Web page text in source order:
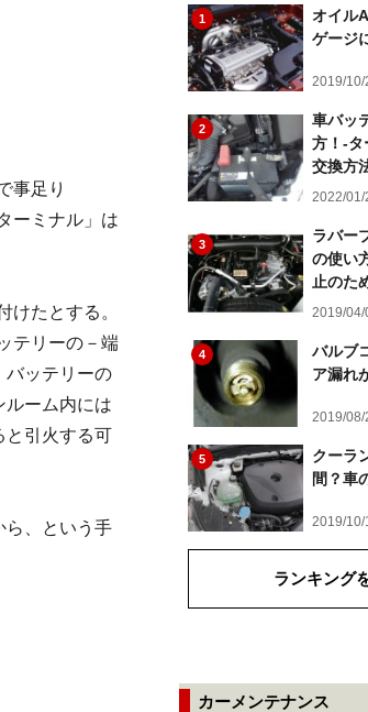
事足り
ーミナル」は
けたとする。
テリーの－端
バッテリーの
ルーム内には
と引火する可
ら、という手
1
オイル
ゲージ
2019/10/
2
車バッ
方！-タ
交換方
2022/01/
3
ラバー
の使い
止のた
2019/04/
4
バルブ
ア漏れ
2019/08/
5
クーラ
間？車
2019/10/
ランキング
カーメンテナンス